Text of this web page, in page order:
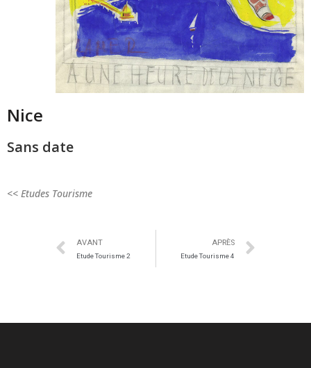
Nice
Sans date
<< Etudes Tourisme
AVANT
Etude Tourisme 2
APRÈS
Etude Tourisme 4